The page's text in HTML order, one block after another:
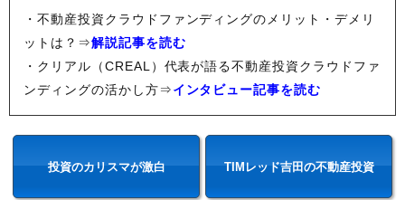
・不動産投資クラウドファンディングのメリット・デメリ
ットは？⇒解説記事を読む
・クリアル（CREAL）代表が語る不動産投資クラウドファ
ンディングの活かし方⇒インタビュー記事を読む
投資のカリスマが激白 TIMレッド吉田の不動産投資